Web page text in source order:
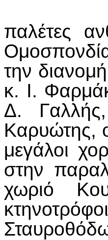
παλέτες
την
κ. Ι.
Δ.
Καρυώτης,
μεγάλοι
στην
χωριό